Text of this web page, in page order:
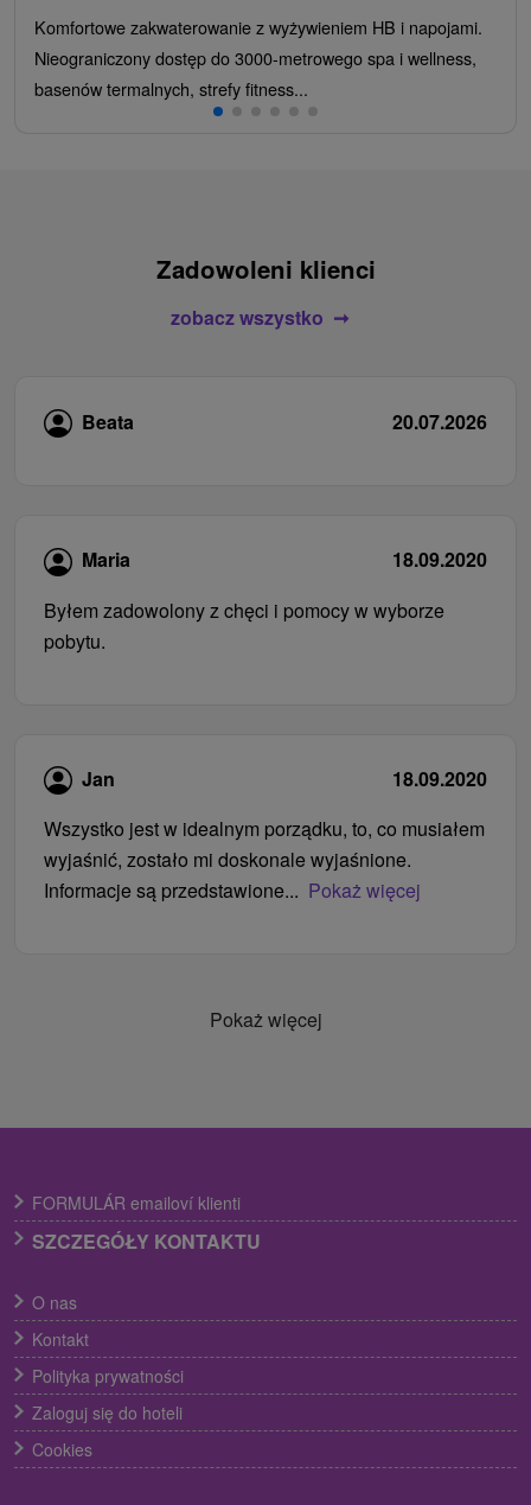
Komfortowe zakwaterowanie z wyżywieniem HB i napojami.
Nieograniczony dostęp do 3000-metrowego spa i wellness,
basenów termalnych, strefy fitness...
Zadowoleni klienci
zobacz wszystko
Beata 20.07.2026
Maria
18.09.2020
Byłem zadowolony z chęci i pomocy w wyborze
pobytu.
Jan
18.09.2020
Wszystko jest w idealnym porządku, to, co musiałem
wyjaśnić, zostało mi doskonale wyjaśnione.
Informacje są przedstawione... Pokaż więcej
Pokaż więcej
FORMULÁR emailoví klienti
SZCZEGÓŁY KONTAKTU
O nas
Kontakt
Polityka prywatności
Zaloguj się do hoteli
Cookies